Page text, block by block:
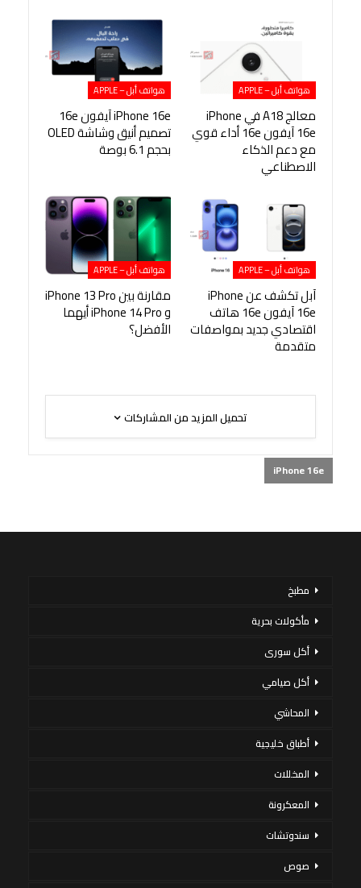
iPhone 16e
هواتف أبل – APPLE
معالج A18 في iPhone
16e آيفون 16e أداء قوي
مع دعم الذكاء
الاصطناعي
هواتف أبل – APPLE
iPhone 16e آيفون 16e
تصميم أنيق وشاشة OLED
بحجم 6.1 بوصة
هواتف أبل – APPLE
آبل تكشف عن iPhone
16e آيفون 16e هاتف
اقتصادي جديد بمواصفات
متقدمة
هواتف أبل – APPLE
مقارنة بين iPhone 13 Pro
و iPhone 14 Pro أيهما
الأفضل؟
تحميل المزيد من المشاركات
مطبخ
مأكولات بحرية
أكل سورى
أكل صيامي
المحاشي
أطباق خليجية
المخللات
المعكرونة
سندوتشات
صوص